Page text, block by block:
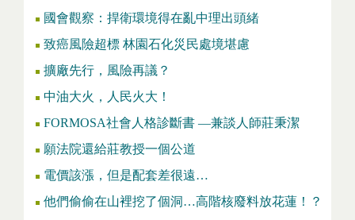
國會觀察：捍衛環境得在亂中理出頭緒
致癌風險超標 林園石化災民處境堪慮
擴廠先行，風險再議？
中油大火，人民火大！
FORMOSA社會人格診斷書 —兼談人師莊秉潔
願法院還給莊教授一個公道
電價該漲，但是配套差很遠…
他們偷偷在山裡挖了個洞…高階核廢料放花蓮！？